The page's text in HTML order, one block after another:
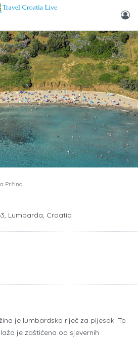
Pržina
Lumbarda, Croatia
je lumbardska riječ za pijesak. To
je zaštićena od sjevernih